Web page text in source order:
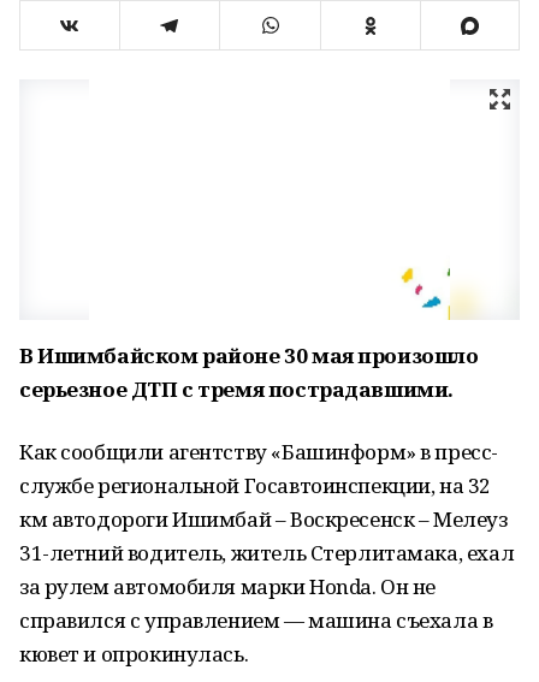
В Ишимбайском районе 30 мая произошло
серьезное ДТП с тремя пострадавшими.
Как сообщили агентству «Башинформ» в пресс-
службе региональной Госавтоинспекции, на 32
км автодороги Ишимбай – Воскресенск – Мелеуз
31-летний водитель, житель Стерлитамака, ехал
за рулем автомобиля марки Honda. Он не
справился с управлением — машина съехала в
кювет и опрокинулась.